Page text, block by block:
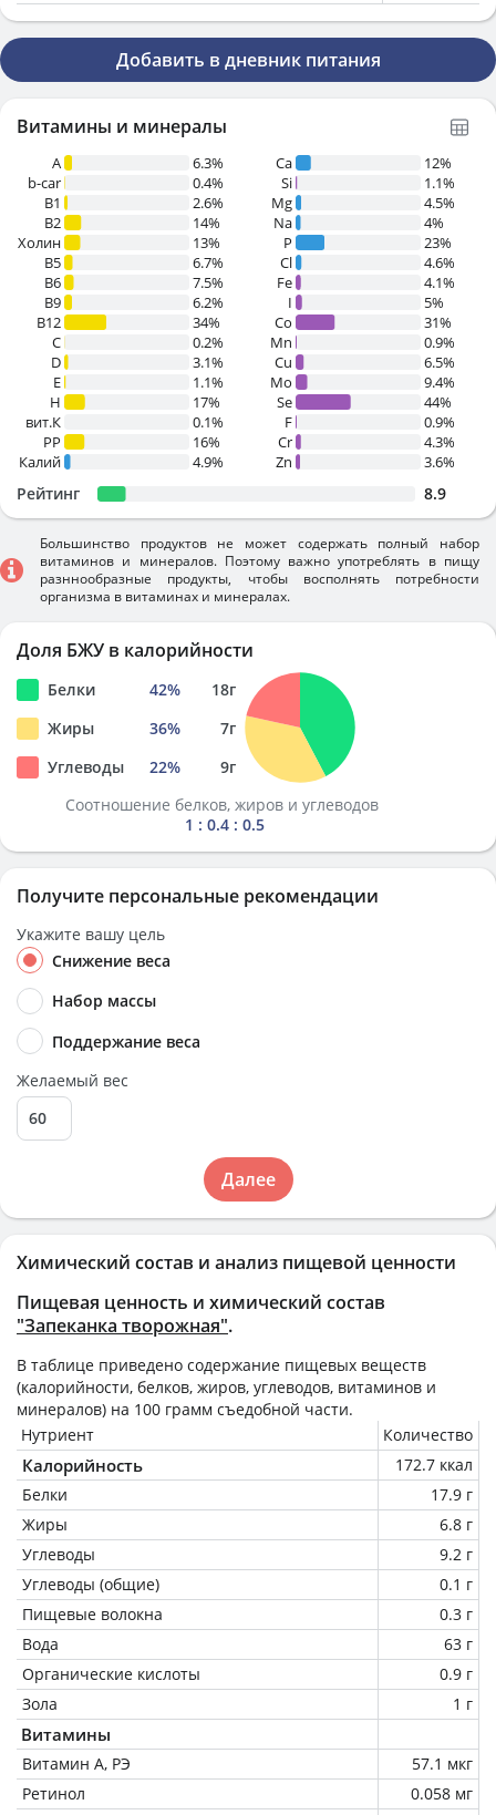
Химический состав и анализ пищевой ценности
Пищевая ценность и химический состав
"Запеканка творожная".
В таблице приведено содержание пищевых веществ
(калорийности, белков, жиров, углеводов, витаминов и
минералов) на 100 грамм съедобной части.
Нутриент
Количество
Калорийность
172.7 ккал
Белки
17.9 г
Жиры
6.8 г
Углеводы
9.2 г
Углеводы (общие)
0.1 г
Пищевые волокна
0.3 г
Вода
63 г
Органические кислоты
0.9 г
Зола
1 г
Витамины
Витамин А, РЭ
57.1 мкг
Ретинол
0.058 мг
Добавить в дневник питания
Витамины и минералы
A
6.3%
b-car
0.4%
В1
2.6%
B2
14%
Холин
13%
B5
6.7%
B6
7.5%
B9
6.2%
B12
34%
C
0.2%
D
3.1%
E
1.1%
H
17%
вит.К
0.1%
PP
16%
Калий
4.9%
Ca
12%
Si
1.1%
Mg
4.5%
Na
4%
P
23%
Cl
4.6%
Fe
4.1%
I
5%
Co
31%
Mn
0.9%
Cu
6.5%
Mo
9.4%
Se
44%
F
0.9%
Cr
4.3%
Zn
3.6%
Рейтинг 8.9
Большинство продуктов не может содержать полный набор
витаминов и минералов. Поэтому важно употреблять в пищу
разннообразные продукты, чтобы восполнять потребности
организма в витаминах и минералах.
Доля БЖУ в калорийности
Белки 42% 18г
Жиры
36% 7г
Углеводы
22% 9г
Соотношение белков, жиров и углеводов
1 : 0.4 : 0.5
Получите персональные рекомендации
Укажите вашу цель
Снижение веса
Набор массы
Поддержание веса
Желаемый вес
Далее